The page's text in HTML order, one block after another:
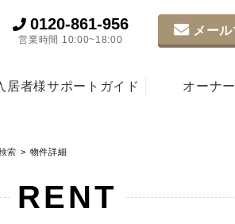
メール
0120-861-956
営業時間 10:00~18:00
居者様サポートガイド オーナ
索 物件詳細
RENT